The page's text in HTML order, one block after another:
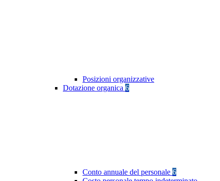
Posizioni organizzative
Dotazione organica 6
Conto annuale del personale 6